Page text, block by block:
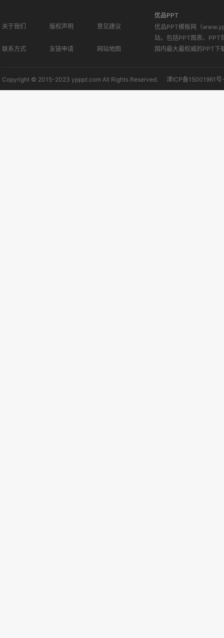
关于我们 版权声明 意见建议
联系方式 友链申请 网站地图
优品PPT
优品PPT模板网（
站。包括PPT图表、PPT
国内最大最权威的PPT下
Copyright © 2015-2023 ypppt.com All Rights Reserved. 津ICP备15001961号